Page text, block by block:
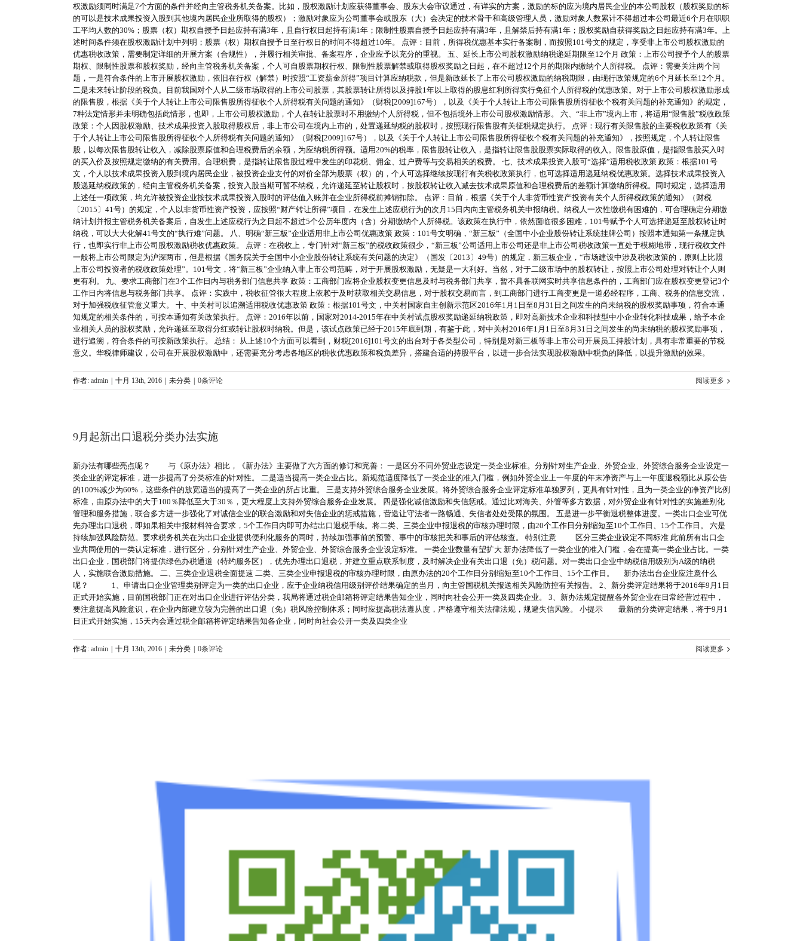
权激励须同时满足7个方面的条件并经向主管税务机关备案。比如，股权激励计划应获得董事会、股东大会审议通过，有详实的方案，激励的标的应为境内居民企业的本公司股权（股权奖励的标
的可以是技术成果投资入股到其他境内居民企业所取得的股权）；激励对象应为公司董事会或股东（大）会决定的技术骨干和高级管理人员，激励对象人数累计不得超过本公司最近6个月在职职
工平均人数的30%；股票（权）期权自授予日起应持有满3年，且自行权日起持有满1年；限制性股票自授予日起应持有满3年，且解禁后持有满1年；股权奖励自获得奖励之日起应持有满3年。上
述时间条件须在股权激励计划中列明；股票（权）期权自授予日至行权日的时间不得超过10年。 点评：目前，所得税优惠基本实行备案制，而按照101号文的规定，享受非上市公司股权激励的
优惠税收政策，需要制定详细的开展方案（合规性），并履行相关审批、备案程序，企业应予以充分的重视。 五、延长上市公司股权激励纳税递延期限至12个月 政策：上市公司授予个人的股票
期权、限制性股票和股权奖励，经向主管税务机关备案，个人可自股票期权行权、限制性股票解禁或取得股权奖励之日起，在不超过12个月的期限内缴纳个人所得税。 点评：需要关注两个问
题，一是符合条件的上市开展股权激励，依旧在行权（解禁）时按照“工资薪金所得”项目计算应纳税款，但是新政延长了上市公司股权激励的纳税期限，由现行政策规定的6个月延长至12个月。
二是未来转让阶段的税负。目前我国对个人从二级市场取得的上市公司股票，其股票转让所得以及持股1年以上取得的股息红利所得实行免征个人所得税的优惠政策。对于上市公司股权激励形成
的限售股，根据《关于个人转让上市公司限售股所得征收个人所得税有关问题的通知》（财税[2009]167号），以及《关于个人转让上市公司限售股所得征收个税有关问题的补充通知》的规定，
7种法定情形并未明确包括此情形，也即，上市公司股权激励，个人在转让股票时不用缴纳个人所得税，但不包括境外上市公司股权激励情形。 六、“非上市”境内上市，将适用“限售股”税收政策
政策：个人因股权激励、技术成果投资入股取得股权后，非上市公司在境内上市的，处置递延纳税的股权时，按照现行限售股有关征税规定执行。 点评：现行有关限售股的主要税收政策有《关
于个人转让上市公司限售股所得征收个人所得税有关问题的通知》（财税[2009]167号），以及《关于个人转让上市公司限售股所得征收个税有关问题的补充通知》，按照规定，个人转让限售
股，以每次限售股转让收入，减除股票原值和合理税费后的余额，为应纳税所得额。适用20%的税率，限售股转让收入，是指转让限售股股票实际取得的收入。限售股原值，是指限售股买入时
的买入价及按照规定缴纳的有关费用。合理税费，是指转让限售股过程中发生的印花税、佣金、过户费等与交易相关的税费。 七、技术成果投资入股可“选择”适用税收政策 政策：根据101号
文，个人以技术成果投资入股到境内居民企业，被投资企业支付的对价全部为股票（权）的，个人可选择继续按现行有关税收政策执行，也可选择适用递延纳税优惠政策。选择技术成果投资入
股递延纳税政策的，经向主管税务机关备案，投资入股当期可暂不纳税，允许递延至转让股权时，按股权转让收入减去技术成果原值和合理税费后的差额计算缴纳所得税。同时规定，选择适用
上述任一项政策，均允许被投资企业按技术成果投资入股时的评估值入账并在企业所得税前摊销扣除。 点评：目前，根据《关于个人非货币性资产投资有关个人所得税政策的通知》（财税
〔2015〕41号）的规定，个人以非货币性资产投资，应按照“财产转让所得”项目，在发生上述应税行为的次月15日内向主管税务机关申报纳税。纳税人一次性缴税有困难的，可合理确定分期缴
纳计划并报主管税务机关备案后，自发生上述应税行为之日起不超过5个公历年度内（含）分期缴纳个人所得税。该政策在执行中，依然面临很多困难，101号赋予个人可选择递延至股权转让时
纳税，可以大大化解41号文的“执行难”问题。 八、明确“新三板”企业适用非上市公司优惠政策 政策：101号文明确，“新三板”（全国中小企业股份转让系统挂牌公司）按照本通知第一条规定执
行，也即实行非上市公司股权激励税收优惠政策。 点评：在税收上，专门针对“新三板”的税收政策很少，“新三板”公司适用上市公司还是非上市公司税收政策一直处于模糊地带，现行税收文件
一般将上市公司限定为沪深两市，但是根据《国务院关于全国中小企业股份转让系统有关问题的决定》（国发〔2013〕49号）的规定，新三板企业，“市场建设中涉及税收政策的，原则上比照
上市公司投资者的税收政策处理”。101号文，将“新三板”企业纳入非上市公司范畴，对于开展股权激励，无疑是一大利好。当然，对于二级市场中的股权转让，按照上市公司处理对转让个人则
更有利。 九、要求工商部门在3个工作日内与税务部门信息共享 政策：工商部门应将企业股权变更信息及时与税务部门共享，暂不具备联网实时共享信息条件的，工商部门应在股权变更登记3个
工作日内将信息与税务部门共享。 点评：实践中，税收征管很大程度上依赖于及时获取相关交易信息，对于股权交易而言，到工商部门进行工商变更是一道必经程序，工商、税务的信息交流，
对于加强税收征管意义重大。 十、中关村可以追溯适用税收优惠政策 政策：根据101号文，中关村国家自主创新示范区2016年1月1日至8月31日之间发生的尚未纳税的股权奖励事项，符合本通
知规定的相关条件的，可按本通知有关政策执行。 点评：2016年以前，国家对2014-2015年在中关村试点股权奖励递延纳税政策，即对高新技术企业和科技型中小企业转化科技成果，给予本企
业相关人员的股权奖励，允许递延至取得分红或转让股权时纳税。但是，该试点政策已经于2015年底到期，有鉴于此，对中关村2016年1月1日至8月31日之间发生的尚未纳税的股权奖励事项，
进行追溯，符合条件的可按新政策执行。 总结： 从上述10个方面可以看到，财税[2016]101号文的出台对于各类型公司，特别是对新三板等非上市公司开展员工持股计划，具有非常重要的节税
意义。华税律师建议，公司在开展股权激励中，还需要充分考虑各地区的税收优惠政策和税负差异，搭建合适的持股平台，以进一步合法实现股权激励中税负的降低，以提升激励的效果。
作者: admin 十月 13th, 2016 未分类 0条评论 阅读更多
9月起新出口退税分类办法实施
新办法有哪些亮点呢？ 与《原办法》相比，《新办法》主要做了六方面的修订和完善： 一是区分不同外贸业态设定一类企业标准。分别针对生产企业、外贸企业、外贸综合服务企业设定一
类企业的评定标准，进一步提高了分类标准的针对性。 二是适当提高一类企业占比。新规范适度降低了一类企业的准入门槛，例如外贸企业上一年度的年末净资产与上一年度退税额比从原公告
的100%减少为60%，这些条件的放宽适当的提高了一类企业的所占比重。 三是支持外贸综合服务企业发展。将外贸综合服务企业评定标准单独罗列，更具有针对性，且为一类企业的净资产比例
标准，由原办法中的大于100％降低至大于30％，更大程度上支持外贸综合服务企业发展。 四是强化诚信激励和失信惩戒。通过比对海关、外管等多方数据，对外贸企业有针对性的实施差别化
管理和服务措施，联合多方进一步强化了对诚信企业的联合激励和对失信企业的惩戒措施，营造让守法者一路畅通、失信者处处受限的氛围。 五是进一步平衡退税整体进度。一类出口企业可优
先办理出口退税，即如果相关申报材料符合要求，5个工作日内即可办结出口退税手续。将二类、三类企业申报退税的审核办理时限，由20个工作日分别缩短至10个工作日、15个工作日。 六是
持续加强风险防范。要求税务机关在为出口企业提供便利化服务的同时，持续加强事前的预警、事中的审核把关和事后的评估核查。 特别注意 区分三类企业设定不同标准 此前所有出口企
业共同使用的一类认定标准，进行区分，分别针对生产企业、外贸企业、外贸综合服务企业设定标准。 一类企业数量有望扩大 新办法降低了一类企业的准入门槛，会在提高一类企业占比。一类
出口企业，国税部门将提供绿色办税通道（特约服务区），优先办理出口退税，并建立重点联系制度，及时解决企业有关出口退（免）税问题。对一类出口企业中纳税信用级别为A级的纳税
人，实施联合激励措施。 二、三类企业退税全面提速 二类、三类企业申报退税的审核办理时限，由原办法的20个工作日分别缩短至10个工作日、15个工作日。 新办法出台企业应注意什么
呢？ 1、申请出口企业管理类别评定为一类的出口企业，应于企业纳税信用级别评价结果确定的当月，向主管国税机关报送相关风险防控有关报告。 2、新分类评定结果将于2016年9月1日
正式开始实施，目前国税部门正在对出口企业进行评估分类，我局将通过税企邮箱将评定结果告知企业，同时向社会公开一类及四类企业。 3、新办法规定提醒各外贸企业在日常经营过程中，
要注意提高风险意识，在企业内部建立较为完善的出口退（免）税风险控制体系；同时应提高税法遵从度，严格遵守相关法律法规，规避失信风险。 小提示 最新的分类评定结果，将于9月1
日正式开始实施，15天内会通过税企邮箱将评定结果告知各企业，同时向社会公开一类及四类企业
作者: admin 十月 13th, 2016 未分类 0条评论 阅读更多